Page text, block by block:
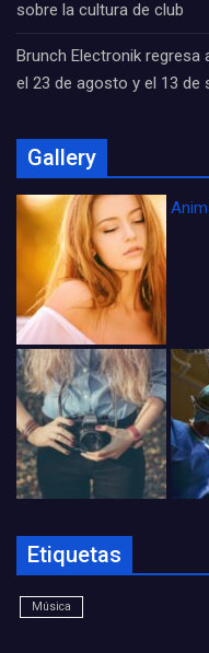
sobre la cultura de club
Brunch Electronik
el 23 de agosto y el 13 de
Gallery
Etiquetas
Música